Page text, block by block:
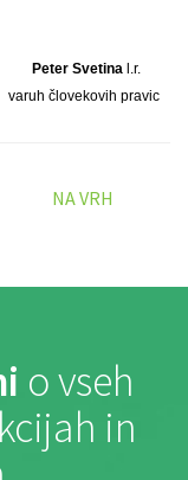
Peter Svetinal.r.
varuh človekovih pravic
NA VRH
o vseh
in